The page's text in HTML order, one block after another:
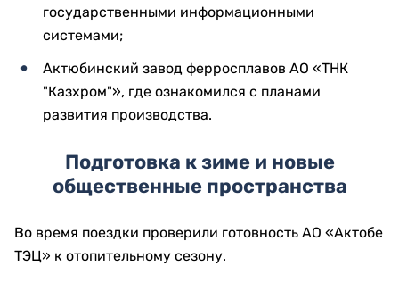
государственными информационными
системами;
Актюбинский завод ферросплавов АО «ТНК
"Казхром"», где ознакомился с планами
развития производства.
Подготовка к зиме и новые
общественные пространства
Во время поездки проверили готовность АО «Актобе
ТЭЦ» к отопительному сезону.